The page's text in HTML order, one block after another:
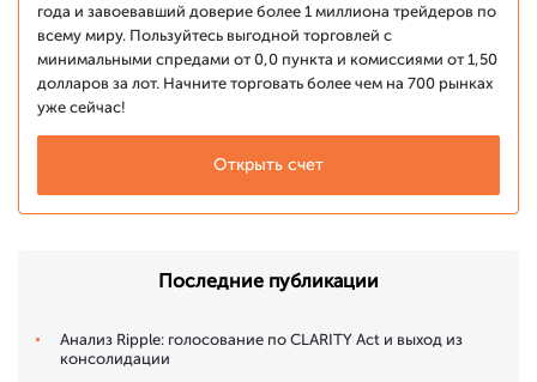
года и завоевавший доверие более 1 миллиона трейдеров по
всему миру. Пользуйтесь выгодной торговлей с
минимальными спредами от 0,0 пункта и комиссиями от 1,50
долларов за лот. Начните торговать более чем на 700 рынках
уже сейчас!
Открыть счет
Последние публикации
Анализ Ripple: голосование по CLARITY Act и выход из
консолидации